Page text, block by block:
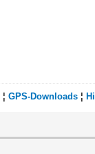
¦ GPS-Downloads ¦